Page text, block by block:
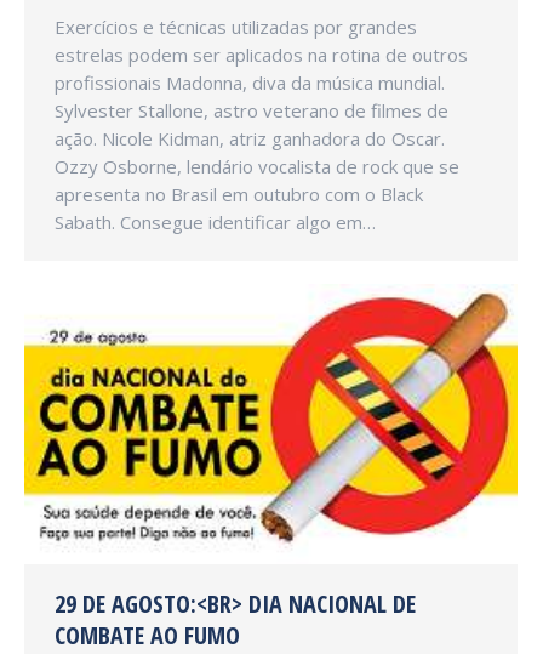
Exercícios e técnicas utilizadas por grandes
estrelas podem ser aplicados na rotina de outros
profissionais Madonna, diva da música mundial.
Sylvester Stallone, astro veterano de filmes de
ação. Nicole Kidman, atriz ganhadora do Oscar.
Ozzy Osborne, lendário vocalista de rock que se
apresenta no Brasil em outubro com o Black
Sabath. Consegue identificar algo em…
29 DE AGOSTO:<BR> DIA NACIONAL DE
COMBATE AO FUMO